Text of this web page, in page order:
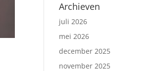
Archieven
juli 2026
mei 2026
december 2025
november 2025